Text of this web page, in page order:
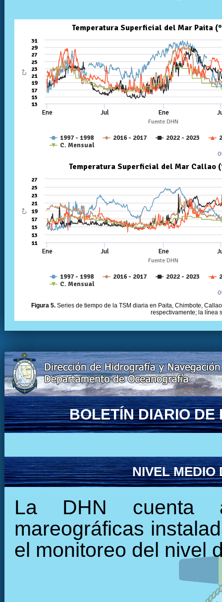
Figura 5. Series de tiempo de la TSM diaria en Paita, Chimbote,
respectivamente; la línea
BOLETÍN DIARIO DE
NIVEL MEDIO
La DHN cuenta
mareográficas
el monitoreo del nivel